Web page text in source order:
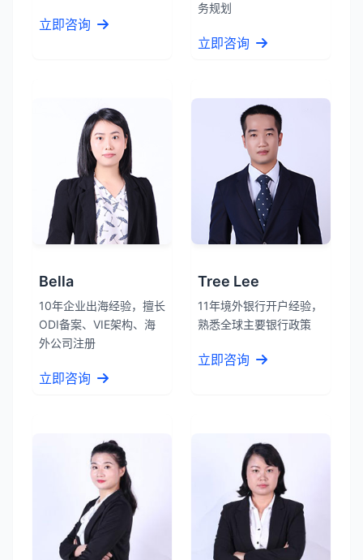
立即咨询
务规划
立即咨询
Bella
10年企业出海经验，擅长
ODI备案、VIE架构、海
外公司注册
立即咨询
Tree Lee
11年境外银行开户经验，
熟悉全球主要银行政策
立即咨询